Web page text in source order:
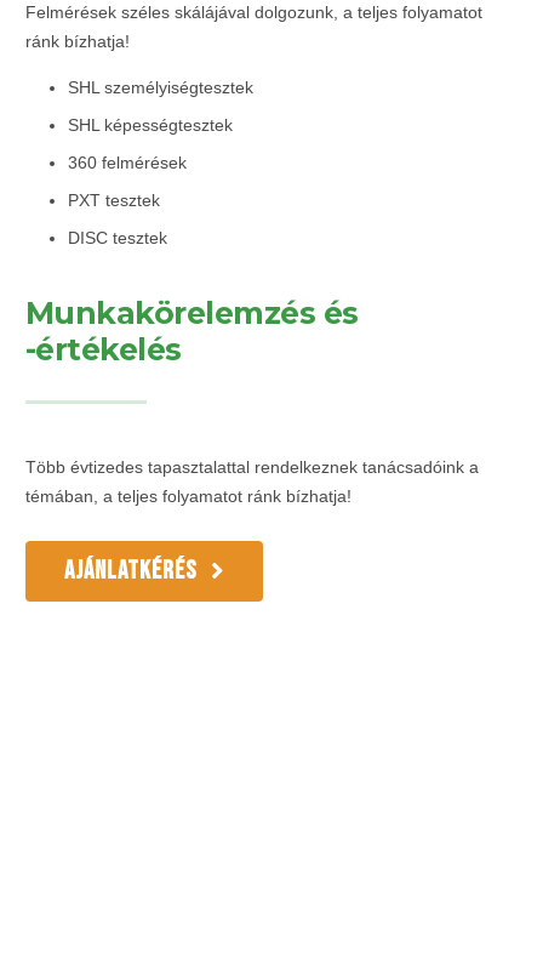
Felmérések széles skálájával dolgozunk, a teljes folyamatot
ránk bízhatja!
SHL személyiségtesztek
SHL képességtesztek
360 felmérések
PXT tesztek
DISC tesztek
Munkakörelemzés és
-értékelés
Több évtizedes tapasztalattal rendelkeznek tanácsadóink a
témában, a teljes folyamatot ránk bízhatja!
AJÁNLATKÉRÉS